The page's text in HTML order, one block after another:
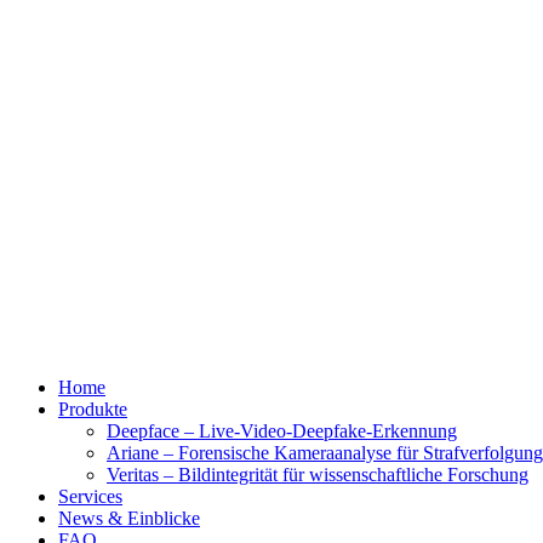
Home
Produkte
Deepface – Live-Video-Deepfake-Erkennung
Ariane – Forensische Kameraanalyse für
Veritas – Bildintegrität für wissenschaftliche Forschung
Services
News & Einblicke